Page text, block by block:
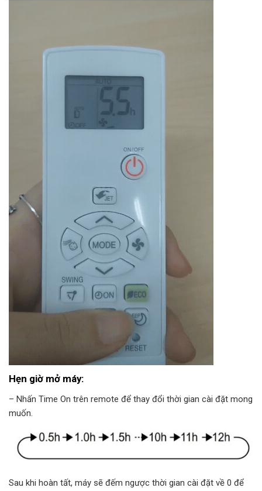
Hẹn giờ mở máy:
– Nhấn Time On trên remote để thay đổi thời gian cài đặt mong
muốn.
Sau khi hoàn tất, máy sẽ đếm ngược thời gian cài đặt về 0 để